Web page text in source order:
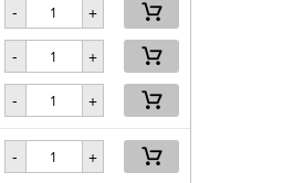
- +
- +
- +
- +